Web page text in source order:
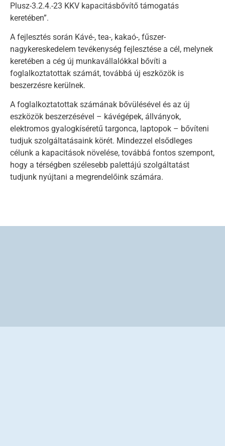
Plusz-3.2.4.-23 KKV kapacitásbővítő támogatás
keretében”.
A fejlesztés során Kávé-, tea-, kakaó-, fűszer-
nagykereskedelem tevékenység fejlesztése a cél, melynek
keretében a cég új munkavállalókkal bővíti a
foglalkoztatottak számát, továbbá új eszközök is
beszerzésre kerülnek.
A foglalkoztatottak számának bővülésével és az új
eszközök beszerzésével – kávégépek, állványok,
elektromos gyalogkíséretű targonca, laptopok – bővíteni
tudjuk szolgáltatásaink körét. Mindezzel elsődleges
célunk a kapacitások növelése, továbbá fontos szempont,
hogy a térségben szélesebb palettájú szolgáltatást
tudjunk nyújtani a megrendelőink számára.